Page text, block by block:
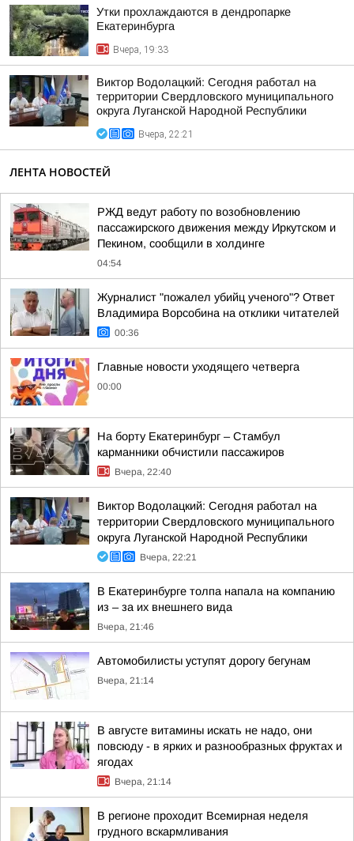
Утки прохлаждаются в дендропарке
Екатеринбурга
Вчера, 19:33
Виктор Водолацкий: Сегодня работал на
территории Свердловского муниципального
округа Луганской Народной Республики
Вчера, 22:21
ЛЕНТА НОВОСТЕЙ
РЖД ведут работу по возобновлению
пассажирского движения между Иркутском и
Пекином, сообщили в холдинге
04:54
Журналист "пожалел убийц ученого"? Ответ
Владимира Ворсобина на отклики читателей
00:36
Главные новости уходящего четверга
00:00
На борту Екатеринбург – Стамбул
карманники обчистили пассажиров
Вчера, 22:40
Виктор Водолацкий: Сегодня работал на
территории Свердловского муниципального
округа Луганской Народной Республики
Вчера, 22:21
В Екатеринбурге толпа напала на компанию
из – за их внешнего вида
Вчера, 21:46
Автомобилисты уступят дорогу бегунам
Вчера, 21:14
В августе витамины искать не надо, они
повсюду - в ярких и разнообразных фруктах и
ягодах
Вчера, 21:14
В регионе проходит Всемирная неделя
грудного вскармливания